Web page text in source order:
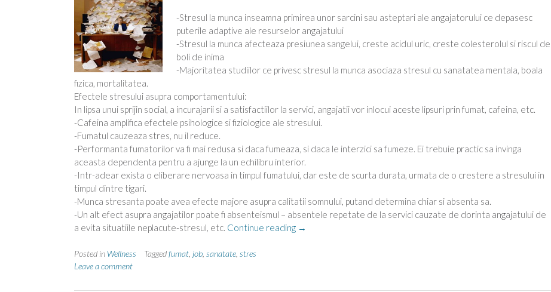
-Stresul la munca inseamna primirea unor sarcini sau asteptari ale angajatorului ce depasesc
puterile adaptive ale resurselor angajatului
-Stresul la munca afecteaza presiunea sangelui, creste acidul uric, creste colesterolul si riscul de
boli de inima
-Majoritatea studiilor ce privesc stresul la munca asociaza stresul cu sanatatea mentala, boala
fizica, mortalitatea.
Efectele stresului asupra comportamentului:
In lipsa unui sprijin social, a incurajarii si a satisfactiilor la servici, angajatii vor inlocui aceste lipsuri prin fumat, cafeina, etc.
-Cafeina amplifica efectele psihologice si fiziologice ale stresului.
-Fumatul cauzeaza stres, nu il reduce.
-Performanta fumatorilor va fi mai redusa si daca fumeaza, si daca le interzici sa fumeze. Ei trebuie practic sa invinga
aceasta dependenta pentru a ajunge la un echilibru interior.
-Intr-adear exista o eliberare nervoasa in timpul fumatului, dar este de scurta durata, urmata de o crestere a stresului in
timpul dintre tigari.
-Munca stresanta poate avea efecte majore asupra calitatii somnului, putand determina chiar si absenta sa.
-Un alt efect asupra angajatilor poate fi absenteismul – absentele repetate de la servici cauzate de dorinta angajatului de
a evita situatiile neplacute-stresul, etc. Continue reading
“Stresul
→
Posted in Wellness Taggedfumat job sanatate stres
Leave a comment